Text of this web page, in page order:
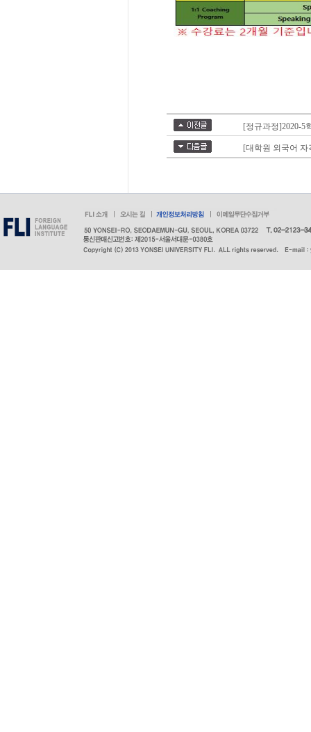
[정규과정]2020-5
[대학원 외국어